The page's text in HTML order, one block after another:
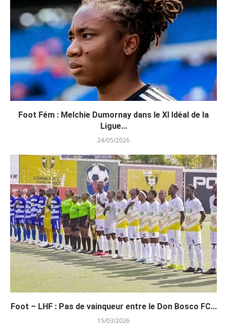
Foot Fém : Melchie Dumornay dans le XI Idéal de la
Ligue...
24/05/2026
Foot – LHF : Pas de vainqueur entre le Don Bosco FC...
15/03/2026